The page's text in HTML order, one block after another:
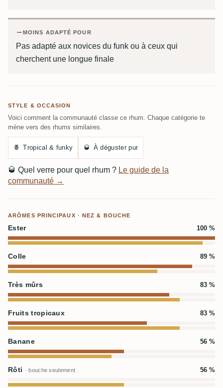
MOINS ADAPTÉ POUR
Pas adapté aux novices du funk ou à ceux qui
cherchent une longue finale
STYLE & OCCASION
Voici comment la communauté classe ce rhum. Chaque catégorie te
mène vers des rhums similaires.
🍍 Tropical & funky 🥃 À déguster pur
🥃 Quel verre pour quel rhum ? Le guide de la
communauté →
ARÔMES PRINCIPAUX · NEZ & BOUCHE
Ester 100 %
Colle 89 %
Très mûrs 83 %
Fruits tropicaux 83 %
Banane 56 %
Rôti · bouche seulement 56 %